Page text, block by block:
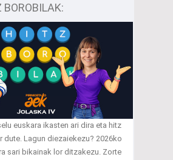
euskara ikasten ari dira eta hitz
dute. Lagun diezaiekezu? 2026ko
sari bikainak lor ditzakezu. Zorte